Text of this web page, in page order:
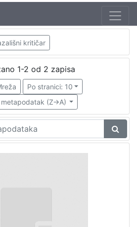
kritičar
1-2 od 2 zapisa
Po stranici: 10
metapodatak (Z->A)